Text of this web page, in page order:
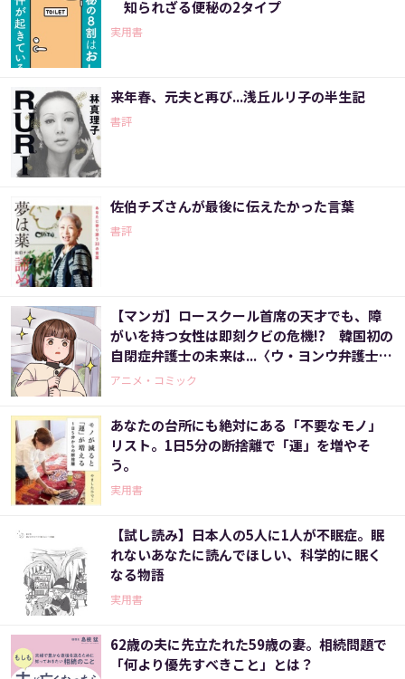
知られざる便秘の2タイプ
実用書
来年春、元夫と再び...浅丘ルリ子の半生記
書評
佐伯チズさんが最後に伝えたかった言葉
書評
【マンガ】ロースクール首席の天才でも、障
がいを持つ女性は即刻クビの危機!? 韓国初の
自閉症弁護士の未来は...〈ウ・ヨンウ弁護士は
天才肌(2)〉
アニメ・コミック
あなたの台所にも絶対にある「不要なモノ」
リスト。1日5分の断捨離で「運」を増やそ
う。
実用書
【試し読み】日本人の5人に1人が不眠症。眠
れないあなたに読んでほしい、科学的に眠く
なる物語
実用書
62歳の夫に先立たれた59歳の妻。相続問題で
「何より優先すべきこと」とは？